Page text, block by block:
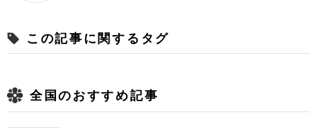
この記事に関するタグ
全国のおすすめ記事